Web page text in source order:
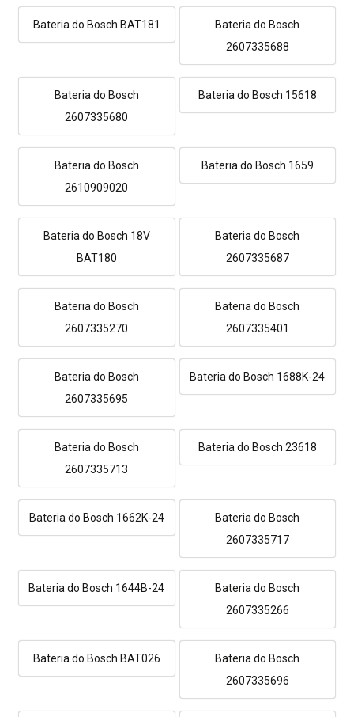
Bateria do Bosch BAT181
Bateria do Bosch
2607335688
Bateria do Bosch
2607335680
Bateria do Bosch 15618
Bateria do Bosch
2610909020
Bateria do Bosch 1659
Bateria do Bosch 18V
BAT180
Bateria do Bosch
2607335687
Bateria do Bosch
2607335270
Bateria do Bosch
2607335401
Bateria do Bosch
2607335695
Bateria do Bosch 1688K-24
Bateria do Bosch
2607335713
Bateria do Bosch 23618
Bateria do Bosch 1662K-24
Bateria do Bosch
2607335717
Bateria do Bosch 1644B-24
Bateria do Bosch
2607335266
Bateria do Bosch BAT026
Bateria do Bosch
2607335696